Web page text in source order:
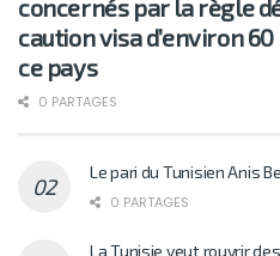
concernés par la règle
caution visa d’environ
ce pays
0 PARTAGES
Le pari du Tunisien Anis
0 PARTAGES
La Tunisie veut rouvrir